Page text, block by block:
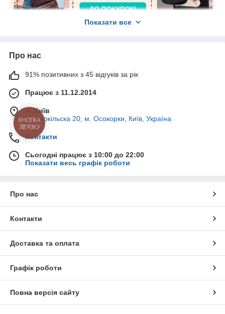
Показати все
Про нас
91% позитивних з 45 відгуків за рік
Працює з 11.12.2014
м. Київ
Срібнокільска 20, м. Осокорки, Київ, Україна
Контакти
Сьогодні працює з 10:00 до 22:00
Показати весь графік роботи
Про нас
Контакти
Доставка та оплата
Графік роботи
Повна версія сайту
КНОПКА
ЗВ'ЯЗКУ